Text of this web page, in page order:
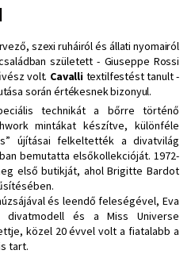
szexi ruháiról és állati nyomairól
született - Giuseppe Rossi
volt. Cavalli textilfestést tanult -
során értékesnek bizonyul.
technikát a bőrre történő
mintákat készítve, különféle
újításai felkeltették a divatvilág
bemutatta elsőkollekcióját. 1972-
első butikját, ahol Brigitte Bardot
és leendő feleségével, Eva
divatmodell és a Miss Universe
közel 20 évvel volt a fiatalabb a
tart.